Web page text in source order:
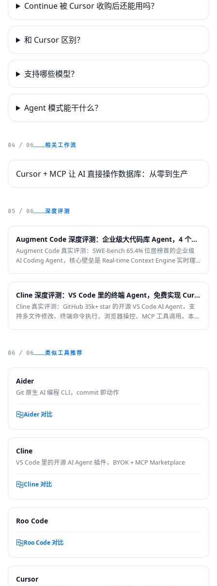
Continue 被 Cursor 收购后还能用吗？
和 Cursor 区别？
支持哪些模型？
Agent 模式能干什么？
04 / 06 相关工作流
Cursor + MCP 让 AI 直接操作数据库：从零到生产
05 / 06 深度评测
Augment Code 深度评测：企业级大代码库 Agent，4 个月项目 2 周完成
Augment Code 真实评测：SWE-bench 65.4% 位居榜首的企业级
AI Coding Agent，核心壁垒是 Real-time Context Engine 实时理
主能力深度、企业级安全合规、与 Devin / Continue 的决策边界、
credit 定价经济学，以及 5 类不推荐场景。AIHO 编辑部基于官方
文档与社区公开反馈整理。
Cline 深度评测：VS Code 里的终端 Agent，免费实现 Cursor 级体验
Cline 真实评测：GitHub 35k+ star 的开源 VS Code AI Agent，支
持多文件修改、终端命令执行、浏览器操控、MCP 工具调用。本文
档与社区公开反馈整理。
06 / 06 类似工具推荐
Aider
Git 原生 AI 编程 CLI，commit 即动作
Aider 对比
Cline
VS Code 里的开源 AI Agent 插件，BYOK + MCP Marketplace
Cline 对比
Roo Code
Roo Code 对比
Cursor